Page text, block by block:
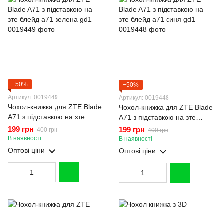
−50%
Артикул: 0019449
Чохол-книжка для ZTE Blade
A71 з підставкою на зте
блейд а71 зелена gd1
199 грн 400 грн
В наявності
Оптові ціни
−50%
Артикул: 0019448
Чохол-книжка для ZTE Blade
A71 з підставкою на зте
блейд а71 синя gd1
199 грн 400 грн
В наявності
Оптові ціни